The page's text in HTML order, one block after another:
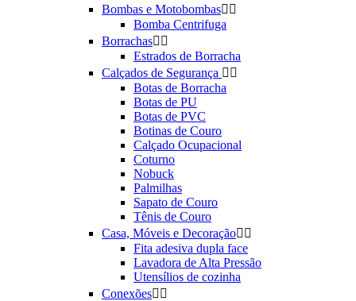
Bombas e Motobombas 
Bomba Centrifuga
Borrachas 
Estrados de Borracha
Calçados de Segurança  
Botas de Borracha
Botas de PU
Botas de PVC
Botinas de Couro
Calçado Ocupacional
Coturno
Nobuck
Palmilhas
Sapato de Couro
Tênis de Couro
Casa, Móveis e Decoração 
Fita adesiva dupla face
Lavadora de Alta Pressão
Utensílios de cozinha
Conexões 